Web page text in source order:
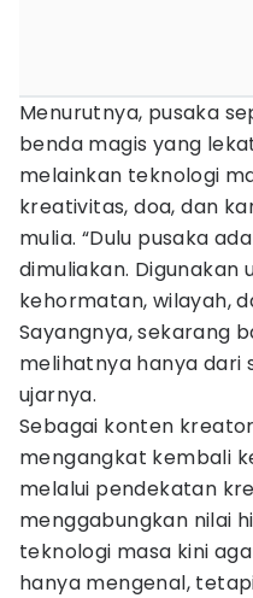
Menurutnya, pusaka
benda magis yang
melainkan teknologi
kreativitas, doa, dan
mulia. “Dulu pusaka
dimuliakan.
kehormatan, wilayah,
Sayangnya, sekarang
melihatnya hanya dari
ujarnya.
Sebagai konten
mengangkat kembali
melalui pendekatan
menggabungkan nilai
teknologi masa kini
hanya mengenal,